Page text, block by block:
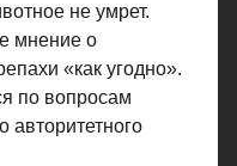
не умрет.
мнение о
«как угодно».
по вопросам
авторитетного